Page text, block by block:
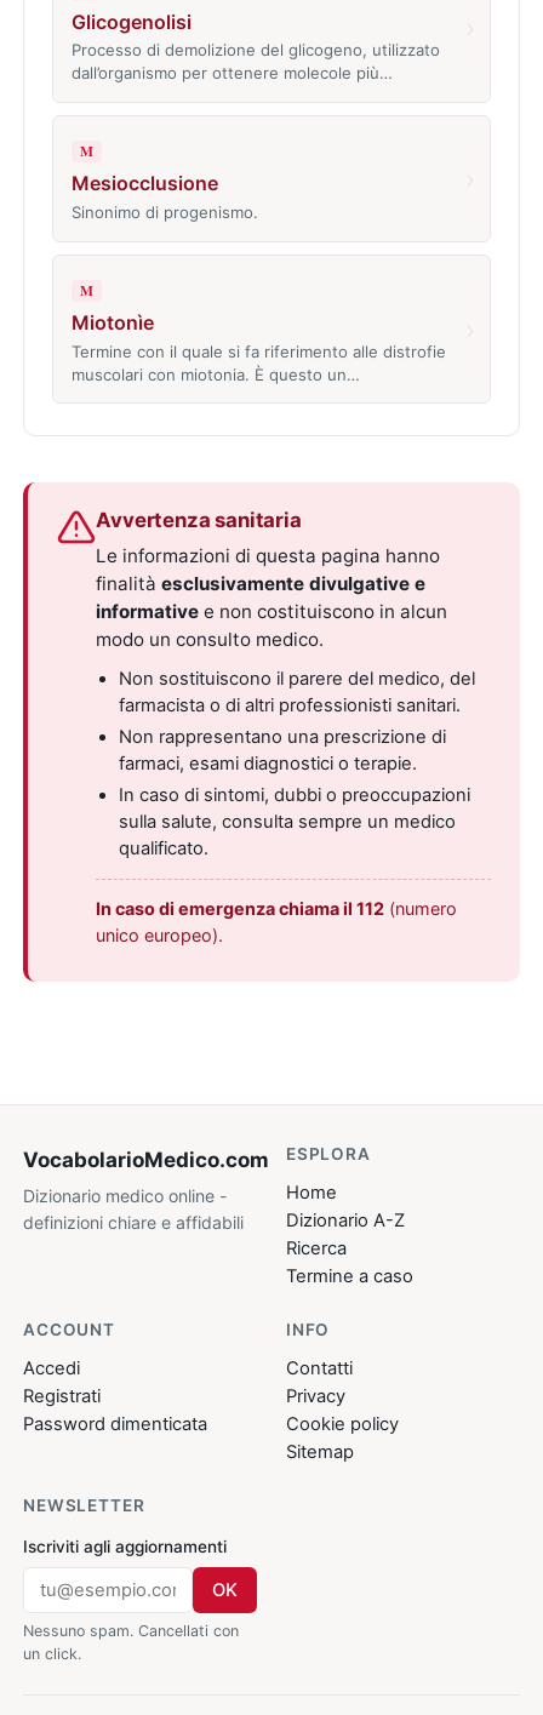
Glicogenolisi
Processo di demolizione del glicogeno, utilizzato
dall’organismo per ottenere molecole più…
M
Mesiocclusione
Sinonimo di progenismo.
M
Miotonìe
Termine con il quale si fa riferimento alle distrofie
muscolari con miotonia. È questo un…
Avvertenza sanitaria
Le informazioni di questa pagina hanno
finalitàesclusivamente divulgative e
informative e non costituiscono in alcun
modo un consulto medico.
Non sostituiscono il parere del medico, del
farmacista o di altri professionisti sanitari.
Non rappresentano una prescrizione di
farmaci, esami diagnostici o terapie.
In caso di sintomi, dubbi o preoccupazioni
sulla salute, consulta sempre un medico
qualificato.
In caso di emergenza chiama il 112 (numero
unico europeo).
VocabolarioMedico.com
Dizionario medico online -
definizioni chiare e affidabili
ESPLORA
Home
Dizionario A-Z
Ricerca
Termine a caso
ACCOUNT
Accedi
Registrati
Password dimenticata
INFO
Contatti
Privacy
Cookie policy
Sitemap
NEWSLETTER
Iscriviti agli aggiornamenti
OK
Nessuno spam. Cancellati con
un click.